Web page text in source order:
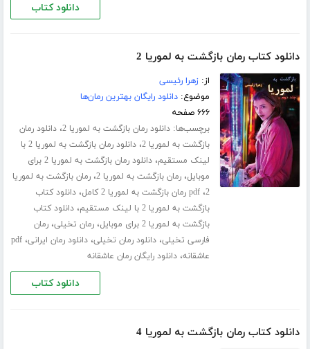
دانلود کتاب
دانلود کتاب رمان بازگشت به لموریا 2
از:زهرا رئیسی
موضوع:دانلود رایگان بهترین رمان‌ها
۶۶۶ صفحه
برچسب‌ها:دانلود رمان بازگشت به لموریا 2 ،دانلود رمان
بازگشت به لموریا 2 ،
دانلود رمان بازگشت به لموریا 2 با
لینک مستقیم،
دانلود رمان بازگشت به لموریا 2 برای
موبایل،رمان بازگشت به لموریا 2 ،رمان بازگشت به لموریا
2،pdf رمان بازگشت به لموریا 2 کامل ،دانلود کتاب
بازگشت به لموریا 2 با لینک مستقیم
،دانلود کتاب
بازگشت به لموریا 2 برای موبایل
،رمان تخیلی،رمان
فارسی تخیلی،دانلود رمان تخیلی،دانلود رمان ایرانی،pdf
عاشقانه،دانلود رایگان رمان عاشقانه
دانلود کتاب
دانلود کتاب رمان بازگشت به لموریا 4